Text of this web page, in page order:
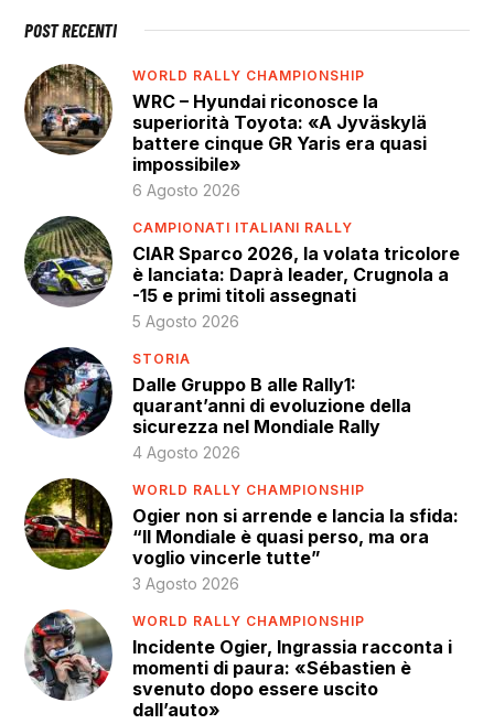
POST RECENTI
WORLD RALLY CHAMPIONSHIP
WRC – Hyundai riconosce la
superiorità Toyota: «A Jyväskylä
battere cinque GR Yaris era quasi
impossibile»
6 Agosto 2026
CAMPIONATI ITALIANI RALLY
CIAR Sparco 2026, la volata tricolore
è lanciata: Daprà leader, Crugnola a
-15 e primi titoli assegnati
5 Agosto 2026
STORIA
Dalle Gruppo B alle Rally1:
quarant’anni di evoluzione della
sicurezza nel Mondiale Rally
4 Agosto 2026
WORLD RALLY CHAMPIONSHIP
Ogier non si arrende e lancia la sfida:
“Il Mondiale è quasi perso, ma ora
voglio vincerle tutte”
3 Agosto 2026
WORLD RALLY CHAMPIONSHIP
Incidente Ogier, Ingrassia racconta i
momenti di paura: «Sébastien è
svenuto dopo essere uscito
dall’auto»